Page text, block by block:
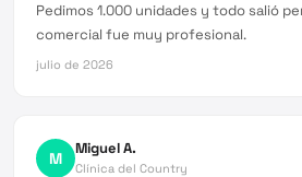
Pedimos 1.000 unidades y todo salió
comercial fue muy profesional.
julio de 2026
M Miguel A.
Clínica del Country